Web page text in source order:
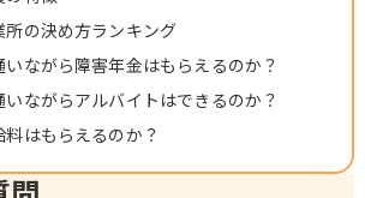
の決め方ランキング
ながら障害年金はもらえるのか？
ながらアルバイトはできるのか？
はもらえるのか？